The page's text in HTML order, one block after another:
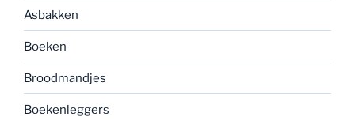
Asbakken
Boeken
Broodmandjes
Boekenleggers